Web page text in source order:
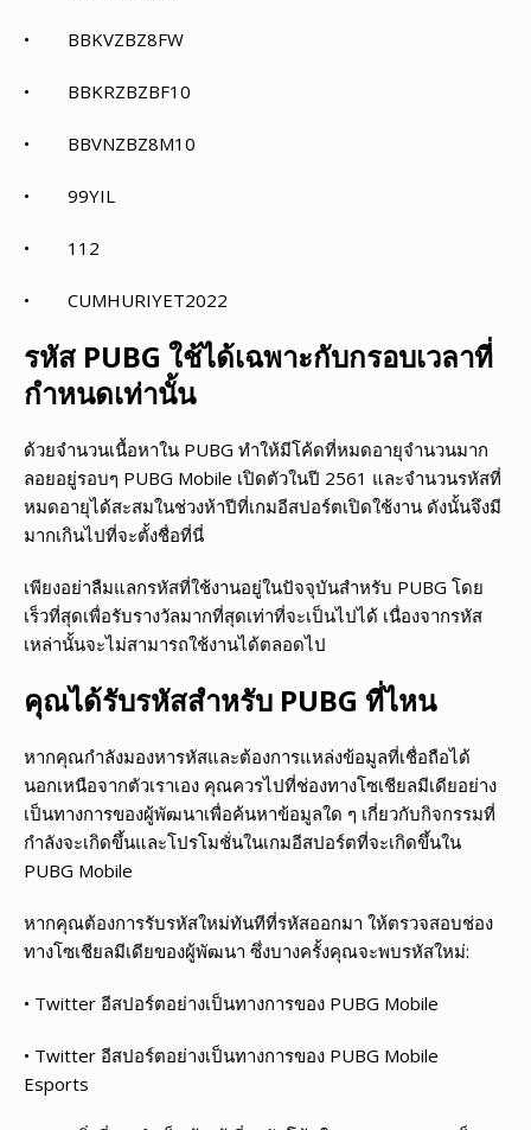
• BBKVZBZ8FW
• BBKRZBZBF10
• BBVNZBZ8M10
• 99YIL
• 112
• CUMHURIYET2022
รหัส PUBG ใช้ได้เฉพาะกับกรอบเวลาที่
กำหนดเท่านั้น
ด้วยจำนวนเนื้อหาใน PUBG ทำให้มีโค้ดที่หมดอายุจำนวนมาก
ลอยอยู่รอบๆ PUBG Mobile เปิดตัวในปี 2561 และจำนวนรหัสที่
หมดอายุได้สะสมในช่วงห้าปีที่เกมอีสปอร์ตเปิดใช้งาน ดังนั้นจึงมี
มากเกินไปที่จะตั้งชื่อที่นี่
เพียงอย่าลืมแลกรหัสที่ใช้งานอยู่ในปัจจุบันสำหรับ PUBG โดย
เร็วที่สุดเพื่อรับรางวัลมากที่สุดเท่าที่จะเป็นไปได้ เนื่องจากรหัส
เหล่านั้นจะไม่สามารถใช้งานได้ตลอดไป
คุณได้รับรหัสสำหรับ PUBG ที่ไหน
หากคุณกำลังมองหารหัสและต้องการแหล่งข้อมูลที่เชื่อถือได้
นอกเหนือจากตัวเราเอง คุณควรไปที่ช่องทางโซเชียลมีเดียอย่าง
เป็นทางการของผู้พัฒนาเพื่อค้นหาข้อมูลใด ๆ เกี่ยวกับกิจกรรมที่
กำลังจะเกิดขึ้นและโปรโมชั่นในเกมอีสปอร์ตที่จะเกิดขึ้นใน
PUBG Mobile
หากคุณต้องการรับรหัสใหม่ทันทีที่รหัสออกมา ให้ตรวจสอบช่อง
ทางโซเชียลมีเดียของผู้พัฒนา ซึ่งบางครั้งคุณจะพบรหัสใหม่:
• Twitter อีสปอร์ตอย่างเป็นทางการของ PUBG Mobile
• Twitter อีสปอร์ตอย่างเป็นทางการของ PUBG Mobile
Esports